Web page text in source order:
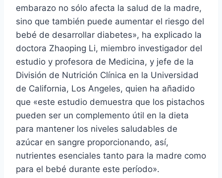
embarazo no sólo afecta la salud de la madre,
sino que también puede aumentar el riesgo del
bebé de desarrollar diabetes», ha explicado la
doctora Zhaoping Li, miembro investigador del
estudio y profesora de Medicina, y jefe de la
División de Nutrición Clínica en la Universidad
de California, Los Angeles, quien ha añadido
que «este estudio demuestra que los pistachos
pueden ser un complemento útil en la dieta
para mantener los niveles saludables de
azúcar en sangre proporcionando, así,
nutrientes esenciales tanto para la madre como
para el bebé durante este período».